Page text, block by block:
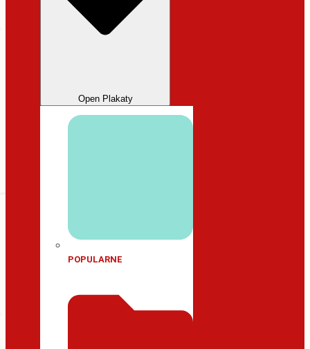
Open Plakaty
POPULARNE